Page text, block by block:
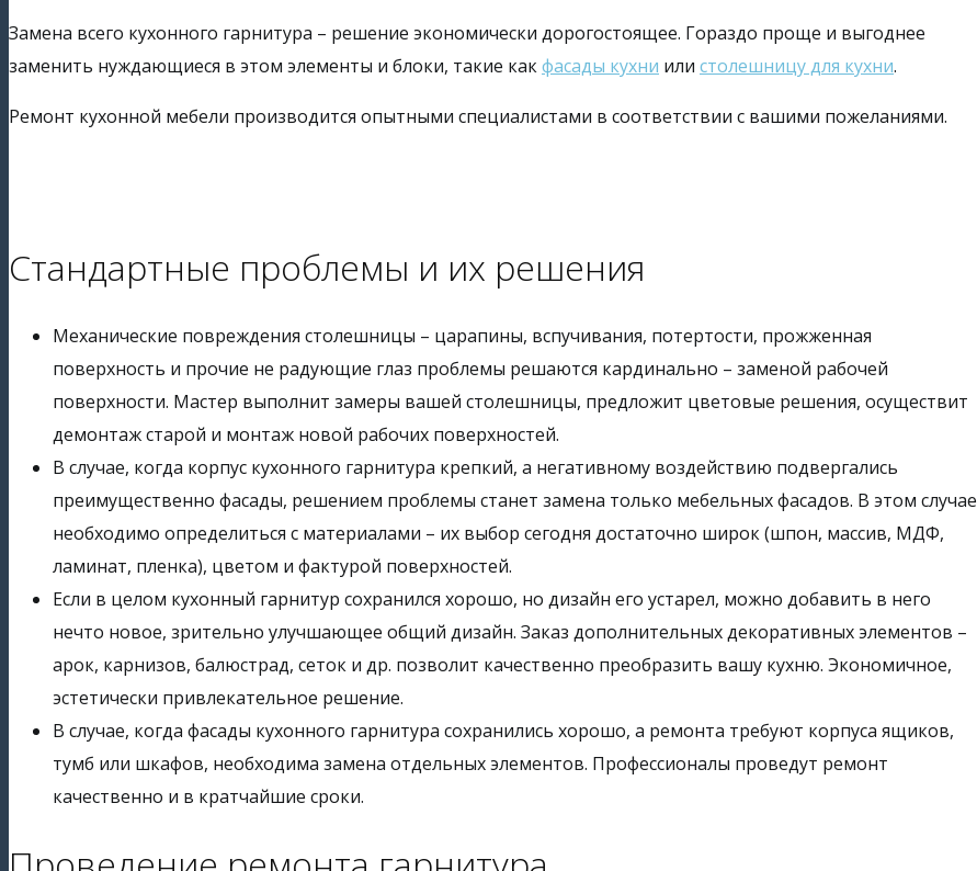
Замена всего кухонного гарнитура – решение экономически дорогостоящее. Гораздо проще и выгоднее
заменить нуждающиеся в этом элементы и блоки, такие какфасады кухни или столешницу для кухни.
Ремонт кухонной мебели производится опытными специалистами в соответствии с вашими пожеланиями.
Стандартные проблемы и их решения
Механические повреждения столешницы – царапины, вспучивания, потертости, прожженная
поверхность и прочие не радующие глаз проблемы решаются кардинально – заменой рабочей
поверхности. Мастер выполнит замеры вашей столешницы, предложит цветовые решения, осуществит
демонтаж старой и монтаж новой рабочих поверхностей.
В случае, когда корпус кухонного гарнитура крепкий, а негативному воздействию подвергались
преимущественно фасады, решением проблемы станет замена только мебельных фасадов. В этом случае
необходимо определиться с материалами – их выбор сегодня достаточно широк (шпон, массив, МДФ,
ламинат, пленка), цветом и фактурой поверхностей.
Если в целом кухонный гарнитур сохранился хорошо, но дизайн его устарел, можно добавить в него
нечто новое, зрительно улучшающее общий дизайн. Заказ дополнительных декоративных элементов –
арок, карнизов, балюстрад, сеток и др. позволит качественно преобразить вашу кухню. Экономичное,
эстетически привлекательное решение.
В случае, когда фасады кухонного гарнитура сохранились хорошо, а ремонта требуют корпуса ящиков,
тумб или шкафов, необходима замена отдельных элементов. Профессионалы проведут ремонт
качественно и в кратчайшие сроки.